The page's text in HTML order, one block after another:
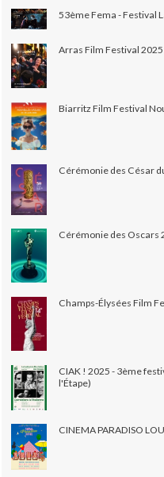
53ème Fema - Festival
Arras Film Festival 2025
Biarritz Film Festival
Cérémonie des César
Cérémonie des Oscars
Champs-Élysées Film
CIAK ! 2025 - 3ème
l'Étape)
CINEMA PARADISO